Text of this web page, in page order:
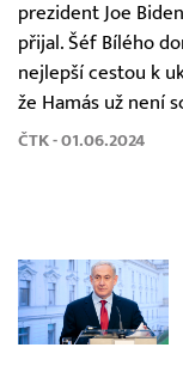
prezident Joe
přijal. Šéf Bílého
nejlepší cestou k
že Hamás už není
ČTK - 01.06.2024